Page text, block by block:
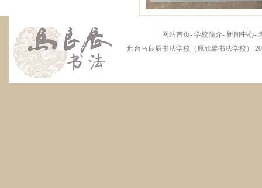
网站首页- 学校简介- 新闻中心-
邢台马良辰书法学校（原欣馨书法学校）